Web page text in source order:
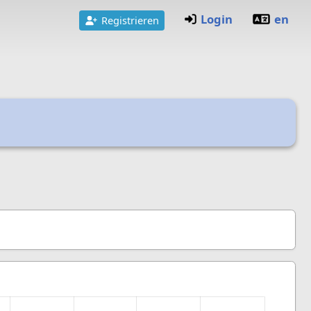
Registrieren Login en